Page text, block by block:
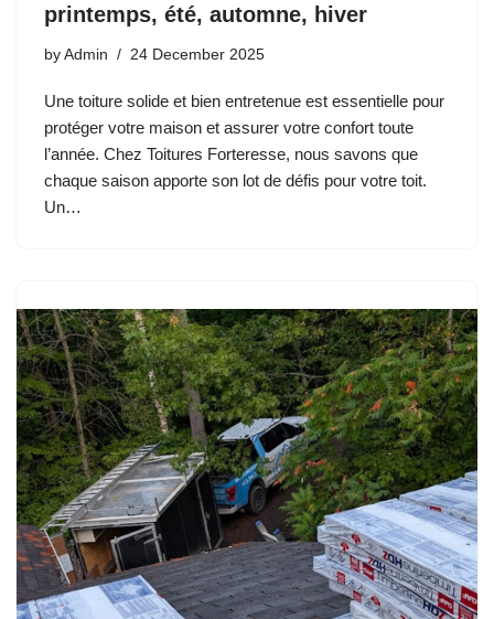
printemps, été, automne, hiver
by Admin 24 December 2025
Une toiture solide et bien entretenue est essentielle pour
protéger votre maison et assurer votre confort toute
l’année. Chez Toitures Forteresse, nous savons que
chaque saison apporte son lot de défis pour votre toit.
Un…